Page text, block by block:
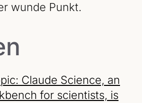
wunde Punkt.
Claude Science, an
for scientists, is